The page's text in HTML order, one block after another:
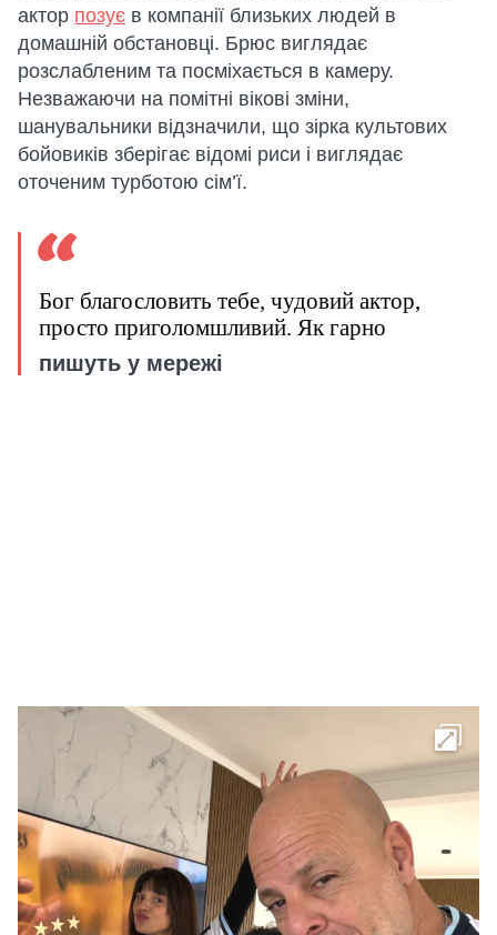
актор позує в компанії близьких людей в
домашній обстановці. Брюс виглядає
розслабленим та посміхається в камеру.
Незважаючи на помітні вікові зміни,
шанувальники відзначили, що зірка культових
бойовиків зберігає відомі риси і виглядає
оточеним турботою сім’ї.
Бог благословить тебе, чудовий актор,
просто приголомшливий. Як гарно
пишуть у мережі